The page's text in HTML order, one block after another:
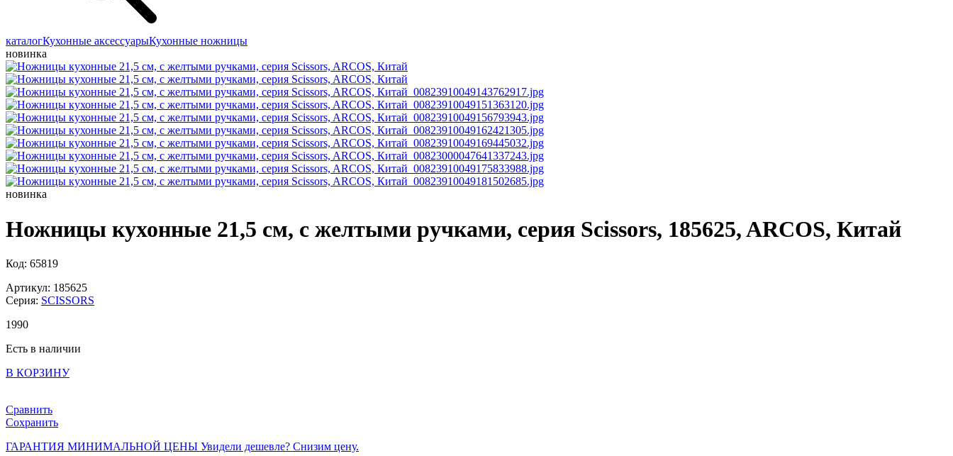
каталогКухонные аксессуарыКухонные ножницы
новинка
новинка
Ножницы кухонные 21,5 см, с желтыми ручками, серия Scissors, 185625, ARCOS, Китай
Код: 65819
Артикул: 185625
Серия: SCISSORS
1990
Есть в наличии
В КОРЗИНУ
Сравнить
Сохранить
ГАРАНТИЯ МИНИМАЛЬНОЙ ЦЕНЫ Увидели дешевле? Снизим цену.